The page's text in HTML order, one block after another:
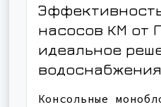
насосов КМ от
идеальное
водоснабжения
Консольные